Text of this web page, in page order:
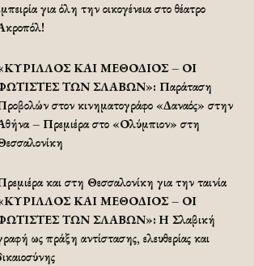
για όλη την οικογένεια στο θέατρο
ΚΑΙ ΜΕΘΟΔΙΟΣ – ΟΙ
ΤΩΝ ΣΛΑΒΩΝ»: Παράταση
στον κινηματογράφο «Δαναός» στην
– Πρεμιέρα στο «Ολύμπιον» στη
και στη Θεσσαλονίκη για την ταινία
ΚΑΙ ΜΕΘΟΔΙΟΣ – ΟΙ
ΤΩΝ ΣΛΑΒΩΝ»: Η Σλαβική
ως πράξη αντίστασης, ελευθερίας και